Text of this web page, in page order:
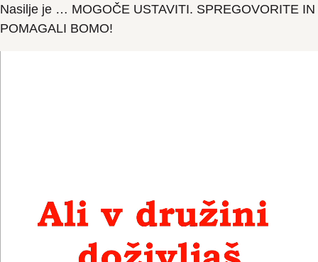
Nasilje je … MOGOČE USTAVITI. SPREGOVORITE IN
POMAGALI BOMO!